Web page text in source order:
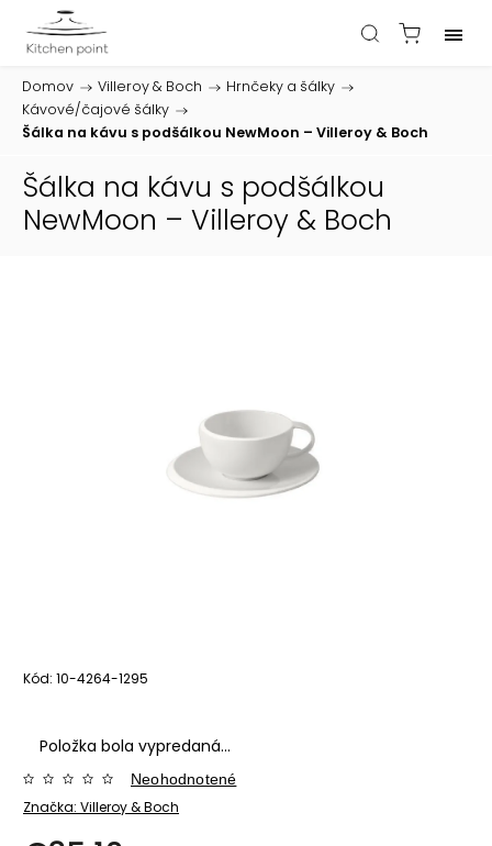
Domov / Villeroy & Boch / Hrnčeky a šálky /
Kávové/čajové šálky /
Šálka na kávu s podšálkou NewMoon – Villeroy & Boch
Šálka na kávu s podšálkou
NewMoon – Villeroy & Boch
Kód: 10-4264-1295
Položka bola vypredaná…
Značka: Villeroy & Boch
Neohodnotené